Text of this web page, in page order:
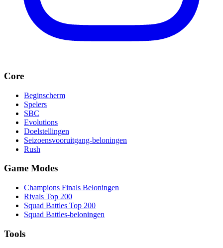
Core
Beginscherm
Spelers
SBC
Evolutions
Doelstellingen
Seizoensvooruitgang-beloningen
Rush
Game Modes
Champions Finals Beloningen
Rivals Top 200
Squad Battles Top 200
Squad Battles-beloningen
Tools